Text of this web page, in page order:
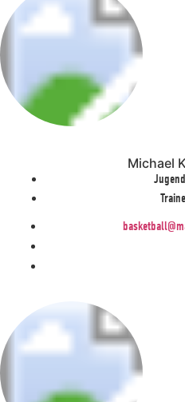
Michael